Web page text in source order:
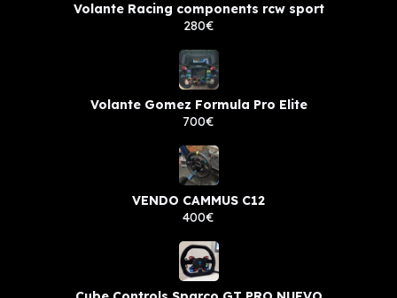
Volante Racing components rcw sport
280€
Volante Gomez Formula Pro Elite
700€
VENDO CAMMUS C12
400€